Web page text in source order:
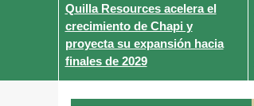
Quilla Resources acelera el
crecimiento de Chapi y
proyecta su expansión hacia
finales de 2029